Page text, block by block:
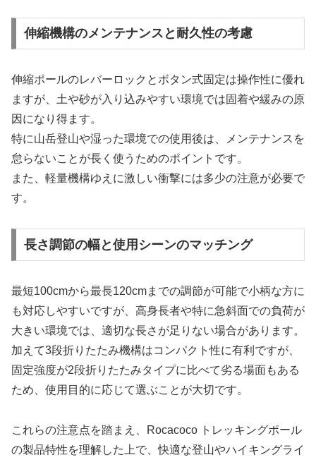
伸縮機構のメンテナンスと耐久性の考慮
伸縮ポールのレバーロックとボタン式固定は操作性に優れ
ますが、土や砂が入り込みやすい環境では固着や緩みの原
因になり得ます。
特に山岳登山や湿った環境での使用後は、メンテナンスを
怠らないことが長く使うためのポイントです。
また、軽量機構ゆえに激しい衝撃には多少の注意が必要で
す。
長さ調節の幅と使用シーンのマッチング
最短100cmから最長120cmまでの調節が可能で小柄な方に
も対応しやすいですが、高身長者や特に急斜面での負荷が
大きい環境では、適切な長さが足りない場合があります。
加えて3段折りたたみ機構はコンパクト性に有利ですが、
固定強度が2段折りたたみタイプに比べて劣る場面もある
ため、使用目的に応じて選ぶことが大切です。
これらの注意点を踏まえ、Rocacoco トレッキングポール
の製品特性を理解した上で、快適な登山やハイキングライ